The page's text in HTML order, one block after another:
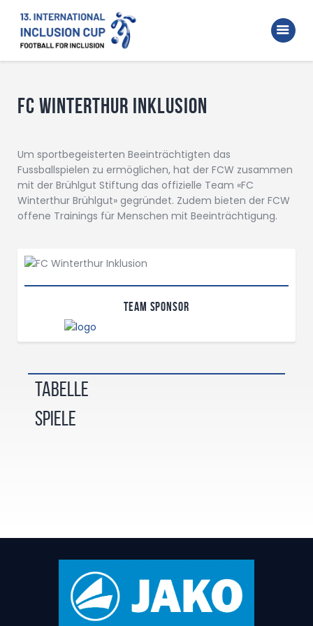
Home
Walking Football Turnier
Unterstützer
Über uns
Archiv
FC Winterthur Inklusion
Um sportbegeisterten Beeinträchtigten das
Fussballspielen zu ermöglichen, hat der FCW zusammen
mit der Brühlgut Stiftung das offizielle Team «FC
Winterthur Brühlgut» gegründet. Zudem bieten der FCW
offene Trainings für Menschen mit Beeinträchtigung.
Team Sponsor
Tabelle
Spiele